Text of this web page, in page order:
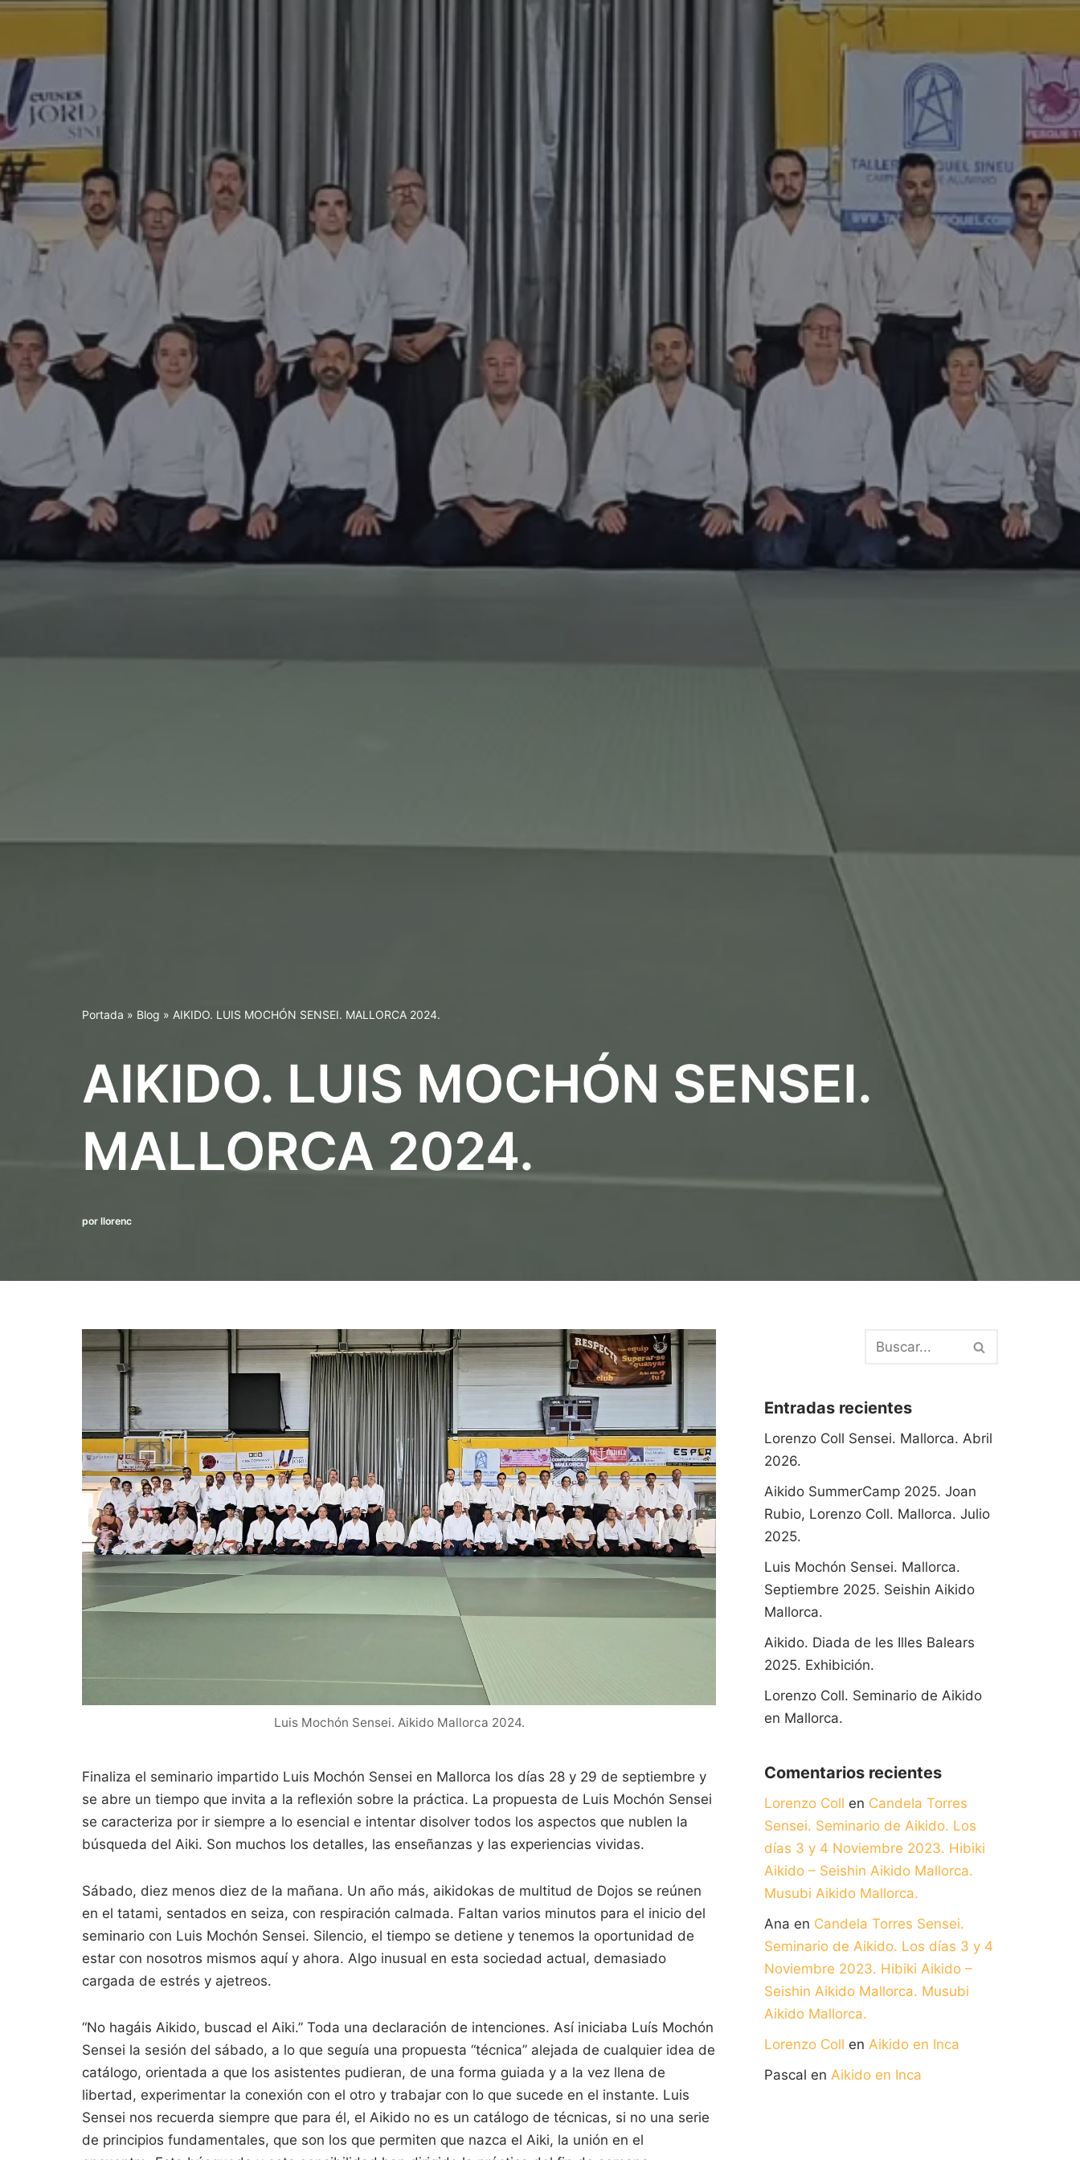
Portada » Blog » AIKIDO. LUIS MOCHÓN SENSEI. MALLORCA 2024.
AIKIDO. LUIS MOCHÓN SENSEI.
MALLORCA 2024.
por llorenc
Luis Mochón Sensei. Aikido Mallorca 2024.
Finaliza el seminario impartido Luis Mochón Sensei en Mallorca los días 28 y 29 de septiembre y
se abre un tiempo que invita a la reflexión sobre la práctica. La propuesta de Luis Mochón Sensei
se caracteriza por ir siempre a lo esencial e intentar disolver todos los aspectos que nublen la
búsqueda del Aiki. Son muchos los detalles, las enseñanzas y las experiencias vividas.
Sábado, diez menos diez de la mañana. Un año más, aikidokas de multitud de Dojos se reúnen
en el tatami, sentados en seiza, con respiración calmada. Faltan varios minutos para el inicio del
seminario con Luis Mochón Sensei. Silencio, el tiempo se detiene y tenemos la oportunidad de
estar con nosotros mismos aquí y ahora. Algo inusual en esta sociedad actual, demasiado
cargada de estrés y ajetreos.
“No hagáis Aikido, buscad el Aiki.” Toda una declaración de intenciones. Así iniciaba Luís Mochón
Sensei la sesión del sábado, a lo que seguía una propuesta “técnica” alejada de cualquier idea de
catálogo, orientada a que los asistentes pudieran, de una forma guiada y a la vez llena de
libertad, experimentar la conexión con el otro y trabajar con lo que sucede en el instante. Luis
Sensei nos recuerda siempre que para él, el Aikido no es un catálogo de técnicas, si no una serie
de principios fundamentales, que son los que permiten que nazca el Aiki, la unión en el
Entradas recientes
Lorenzo Coll Sensei. Mallorca. Abril
2026.
Aikido SummerCamp 2025. Joan
Rubio, Lorenzo Coll. Mallorca. Julio
2025.
Luis Mochón Sensei. Mallorca.
Septiembre 2025. Seishin Aikido
Mallorca.
Aikido. Diada de les Illes Balears
2025. Exhibición.
Lorenzo Coll. Seminario de Aikido
en Mallorca.
Comentarios recientes
Lorenzo Coll en Candela Torres
Sensei. Seminario de Aikido. Los
días 3 y 4 Noviembre 2023. Hibiki
Aikido – Seishin Aikido Mallorca.
Musubi Aikido Mallorca.
Ana en Candela Torres Sensei.
Seminario de Aikido. Los días 3 y 4
Noviembre 2023. Hibiki Aikido –
Seishin Aikido Mallorca. Musubi
Aikido Mallorca.
Lorenzo Coll en Aikido en Inca
Pascal en Aikido en Inca